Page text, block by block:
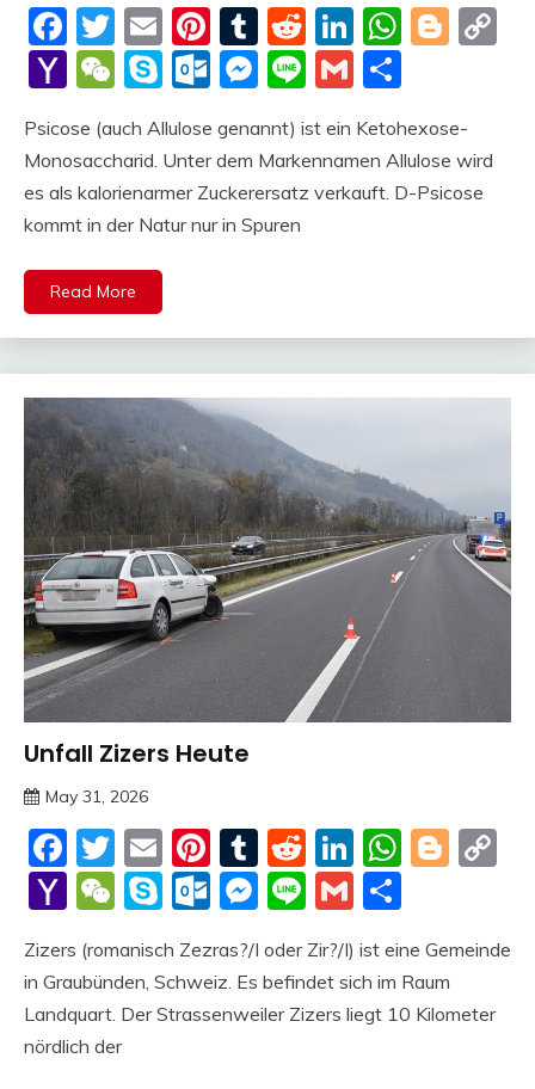
Facebook
Twitter
EmailPinterest
Tumblr
Reddit
LinkedIn
Yahoo
WeChat
SkypeOutlook.com
Messenger
LineGmail
Psicose (auch Allulose genannt) ist ein Ketohexose-
Monosaccharid. Unter dem Markennamen Allulose wird
es als kalorienarmer Zuckerersatz verkauft. D-Psicose
kommt in der Natur nur in Spuren
Read More
Trends
Unfall Zizers Heute
May 31, 2026
Facebook
Twitter
EmailPinterest
Tumblr
Reddit
LinkedIn
Yahoo
WeChat
SkypeOutlook.com
Messenger
LineGmail
Zizers (romanisch Zezras?/I oder Zir?/I) ist eine Gemeinde
in Graubünden, Schweiz. Es befindet sich im Raum
Landquart. Der Strassenweiler Zizers liegt 10 Kilometer
nördlich der